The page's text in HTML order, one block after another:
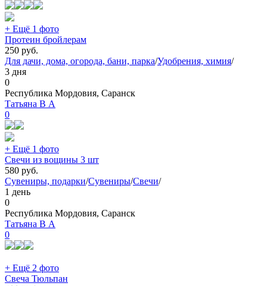
+ Ещё 1 фото
Протеин бройлерам
250 руб.
Для дачи, дома, огорода, бани, парка/Удобрения, химия/
3 дня
0
Республика Мордовия, Саранск
Татьяна В А
0
+ Ещё 1 фото
Свечи из вощины 3 шт
580 руб.
Сувениры, подарки/Сувениры/Свечи/
1 день
0
Республика Мордовия, Саранск
Татьяна В А
0
+ Ещё 2 фото
Свеча Тюльпан